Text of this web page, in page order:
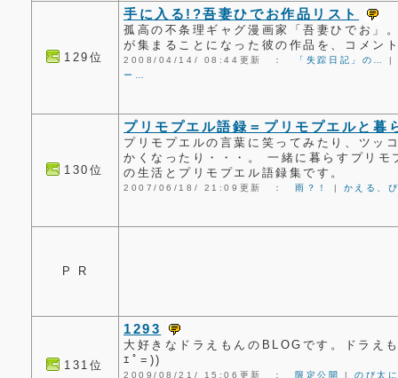
129位
手に入る!?吾妻ひでお作品リスト
孤高の不条理ギャグ漫画家「吾妻ひでお」
が集まることになった彼の作品を、コメン
2008/04/14/ 08:44更新 ： 「失踪日記」の…
ー…
130位
プリモプエル語録＝プリモプエルと暮
プリモプエルの言葉に笑ってみたり、ツッ
かくなったり・・・。 一緒に暮らすプリモ
の生活とプリモプエル語録集です。
2007/06/18/ 21:09更新 ：雨？！ | かえる、
P R
131位
1293
大好きなドラえもんのBLOGです。ドラえ
ｴﾟ=))
2009/08/21/ 15:06更新 ：限定公開 |のび太